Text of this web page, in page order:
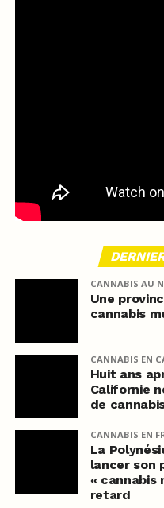
CANNABIS AU
Une
cannabis
CANNABIS EN
Huit ans
Californie
de
CANNABIS EN
La
lancer son
« cannabis
retard